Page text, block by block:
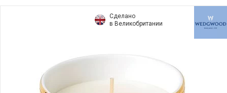
Сделано
в Великобритании